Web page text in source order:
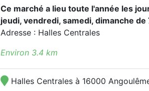
Ce marché a lieu toute l'année les
jeudi, vendredi, samedi, dimanche de
Adresse : Halles Centrales
Environ 3.4 km
Halles Centrales à 16000